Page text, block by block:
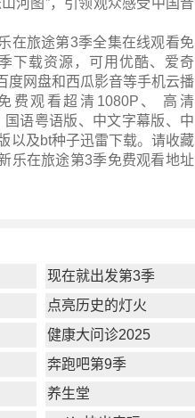
河图”，引领观众感受中国音
在旅途第3季全集在线观看免
下载资源，可用优酷、爱奇
度网盘和西瓜影音等手机云播
费观看超清1080P、 高清
语粤语版、中文字幕版、中
以及bt种子迅雷下载。请收藏
乐在旅途第3季免费观看地址
现在就出发第3季
点亮历史的灯火
健康大问诊2025
奔跑吧第9季
养生堂